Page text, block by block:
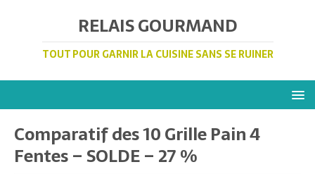
RELAIS GOURMAND
TOUT POUR GARNIR LA CUISINE SANS SE RUINER
Comparatif des 10 Grille Pain 4
Fentes – SOLDE – 27 %